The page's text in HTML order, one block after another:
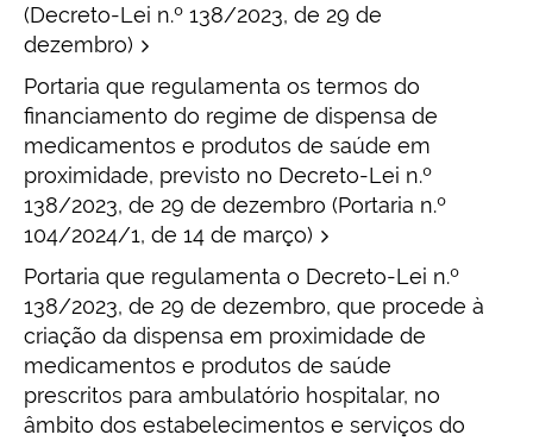
(Decreto-Lei n.º 138/2023, de 29 de
dezembro)
Portaria que regulamenta os termos do
financiamento do regime de dispensa de
medicamentos e produtos de saúde em
proximidade, previsto no Decreto-Lei n.º
138/2023, de 29 de dezembro (Portaria n.º
104/2024/1, de 14 de março)
Portaria que regulamenta o Decreto-Lei n.º
138/2023, de 29 de dezembro, que procede à
criação da dispensa em proximidade de
medicamentos e produtos de saúde
prescritos para ambulatório hospitalar, no
âmbito dos estabelecimentos e serviços do